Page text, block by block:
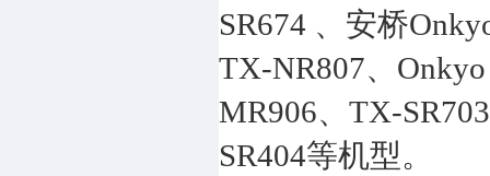
SR674 、安桥
TX-NR807、
MR906、TX-
SR404等机型。